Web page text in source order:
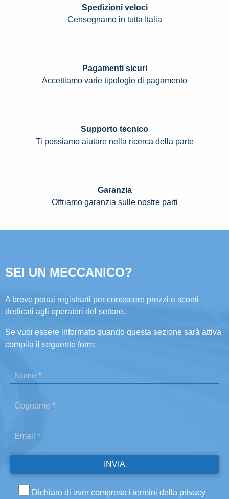
Spedizioni veloci
Censegnamo in tutta Italia
Pagamenti sicuri
Accettiamo varie tipologie di pagamento
Supporto tecnico
Ti possiamo aiutare nella ricerca della parte
Garanzia
Offriamo garanzia sulle nostre parti
SEI UN MECCANICO?
A breve potrai registrarti per conoscere prezzi e sconti
dedicati agli operatori del settore.
Se vuoi essere informato quando questa sezione sarà attiva
compila il seguente form:
Dichiaro di aver compreso i termini della privacy